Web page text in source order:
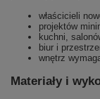
właścicieli
projektów
kuchni,
biur i
wnętrz
Materiały i